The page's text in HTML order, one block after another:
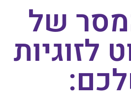
של
לזוגיות